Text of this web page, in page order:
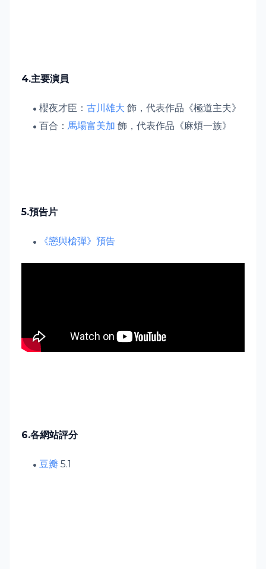
4.主要演員
櫻夜才臣： 古川雄大 飾，代表作品《極道主夫》
百合： 馬場富美加 飾，代表作品《麻煩一族》
5.預告片
《戀與槍彈》預告
6.各網站評分
豆瓣 5.1